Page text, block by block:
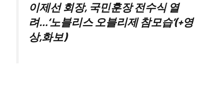
이제선 회장, 국민훈장 전수식 열
려…‘노블리스 오블리제 참모습’(+영
상,화보)